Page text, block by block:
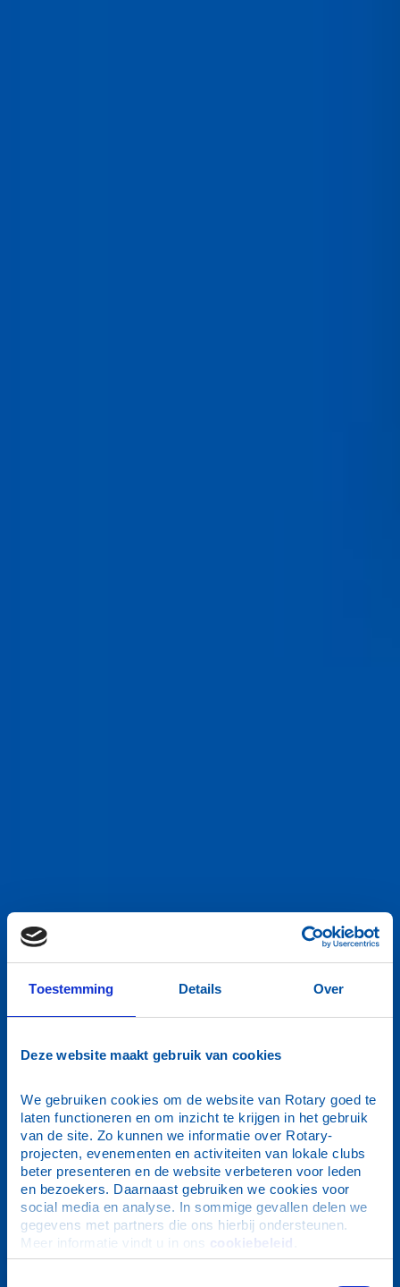
Toestemming Details Over
Deze website maakt gebruik van cookies
We gebruiken cookies om de website van Rotary goed te
laten functioneren en om inzicht te krijgen in het gebruik
van de site. Zo kunnen we informatie over Rotary-
projecten, evenementen en activiteiten van lokale clubs
beter presenteren en de website verbeteren voor leden
en bezoekers. Daarnaast gebruiken we cookies voor
social media en analyse. In sommige gevallen delen we
gegevens met partners die ons hierbij ondersteunen.
Meer informatie vindt u in ons cookiebeleid
Scrollstoppers